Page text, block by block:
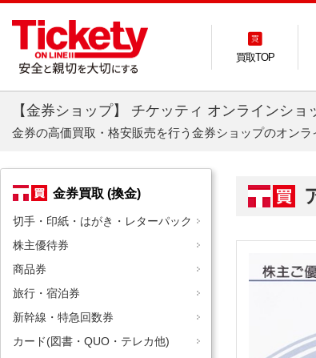
買取TOP
【金券ショップ】 チケッティ オンラインショ
金券の高価買取・格安販売を行う金券ショップのオンラ
金券買取 (換金)
切手・印紙・はがき・レターパック
株主優待券
商品券
旅行・宿泊券
新幹線・特急回数券
カード(図書・QUO・テレカ他)